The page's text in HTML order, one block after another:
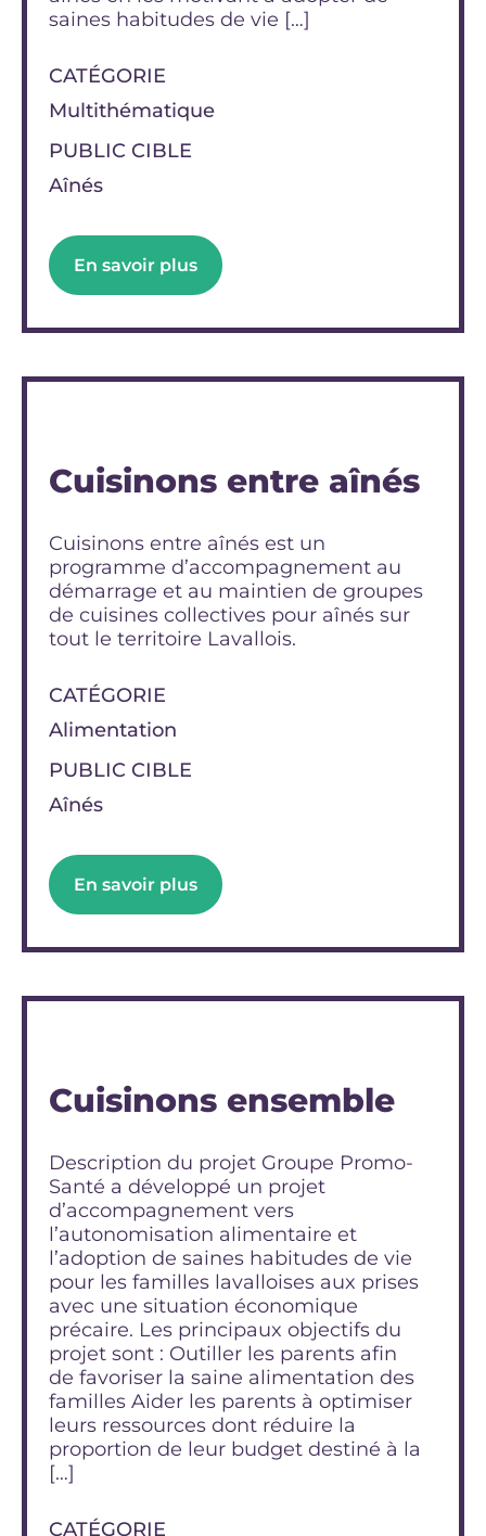
saines habitudes de vie […]
CATÉGORIE
Multithématique
PUBLIC CIBLE
Aînés
En savoir plus
Cuisinons entre aînés
Cuisinons entre aînés est un
programme d’accompagnement au
démarrage et au maintien de groupes
de cuisines collectives pour aînés sur
tout le territoire Lavallois.
CATÉGORIE
Alimentation
PUBLIC CIBLE
Aînés
En savoir plus
Cuisinons ensemble
Description du projet Groupe Promo-
Santé a développé un projet
d’accompagnement vers
l’autonomisation alimentaire et
l’adoption de saines habitudes de vie
pour les familles lavalloises aux prises
avec une situation économique
précaire. Les principaux objectifs du
projet sont : Outiller les parents afin
de favoriser la saine alimentation des
familles Aider les parents à optimiser
leurs ressources dont réduire la
proportion de leur budget destiné à la
[…]
CATÉGORIE